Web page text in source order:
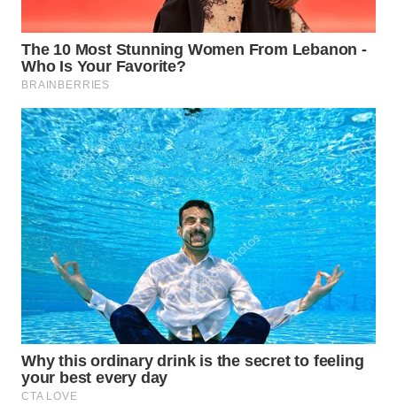
WN
PURWAKARTA
PRIANGAN
TIMUR
WN
SEMARANG
WN
SOLO
WN
BOROBUDUR
WN
MADURA